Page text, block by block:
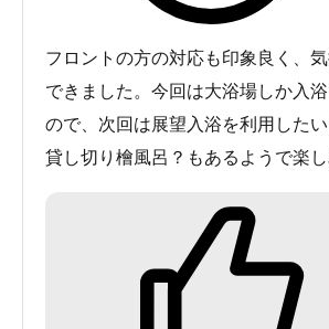
フロントの方の対応も印象良く、
できました。今回は大浴場しか入
ので、次回は展望入浴を利用したい
貸し切り檜風呂？もあるようで楽し